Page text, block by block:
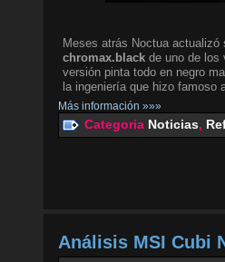
Meses atrás Noctua actualizó
chromax.black de uno de los
versión pinta todo en negro
la ingeniería que hizo famoso
Más información »»»
Categoria Noticias,
Análisis MSI Cubi